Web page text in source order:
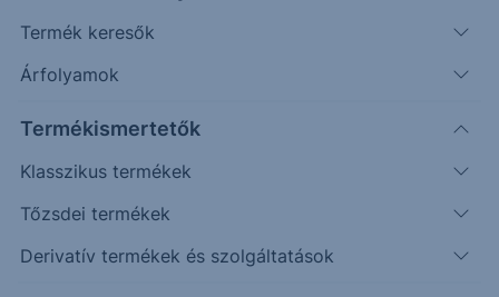
Termék keresők
Árfolyamok
Termékismertetők
Klasszikus termékek
Tőzsdei termékek
Derivatív termékek és szolgáltatások
További információk kérése